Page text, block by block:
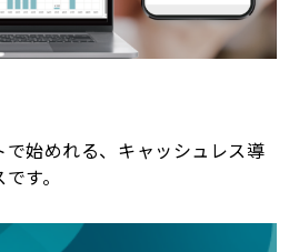
始めれる、キャッシュレス導
す。